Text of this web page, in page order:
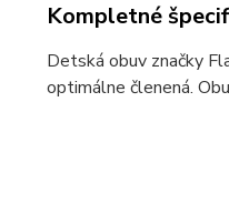
Kompletné
Detská obuv značky
optimálne členená.